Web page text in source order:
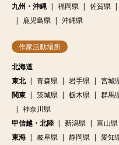
九州・沖縄
福岡県 佐賀県
鹿児島県
沖縄県
作家活動場所
北海道
東北
青森県 岩手県 宮城
関東
茨城県 栃木県 群馬
神奈川県
甲信越・北陸
新潟県 富山県
東海
岐阜県 静岡県 愛知